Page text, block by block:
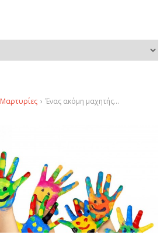
Μαρτυρίες › Ένας ακόμη μαχητής…